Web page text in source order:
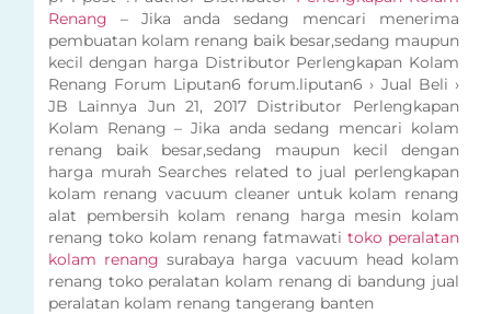
Renang – Jika anda sedang mencari menerima
pembuatan kolam renang baik besar,sedang maupun
kecil dengan harga Distributor Perlengkapan Kolam
Renang Forum Liputan6 forum.liputan6 › Jual Beli ›
JB Lainnya Jun 21, 2017 Distributor Perlengkapan
Kolam Renang – Jika anda sedang mencari kolam
renang baik besar,sedang maupun kecil dengan
harga murah Searches related to jual perlengkapan
kolam renang vacuum cleaner untuk kolam renang
alat pembersih kolam renang harga mesin kolam
renang toko kolam renang fatmawati toko peralatan
kolam renang surabaya harga vacuum head kolam
renang toko peralatan kolam renang di bandung jual
peralatan kolam renang tangerang banten